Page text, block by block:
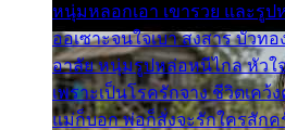
หนุ่มหลอกเอา เขารวย และรู
ออเซาะจนใจเบา สงสาร บัวทอ
อาลัย หนุ่มรูปหล่อหนีไกล หัวใ
เพราะเป็นโรครักจาง ชีวิตเคว้
แม่ก็บอก พ่อก็สั่งจะรักใครสักค